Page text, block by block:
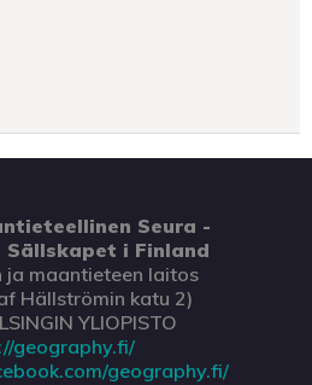
Seura -
Sällskapet i Finland
ja maantieteen laitos
Hällströmin katu 2)
YLIOPISTO
geography.fi/
geography.fi/